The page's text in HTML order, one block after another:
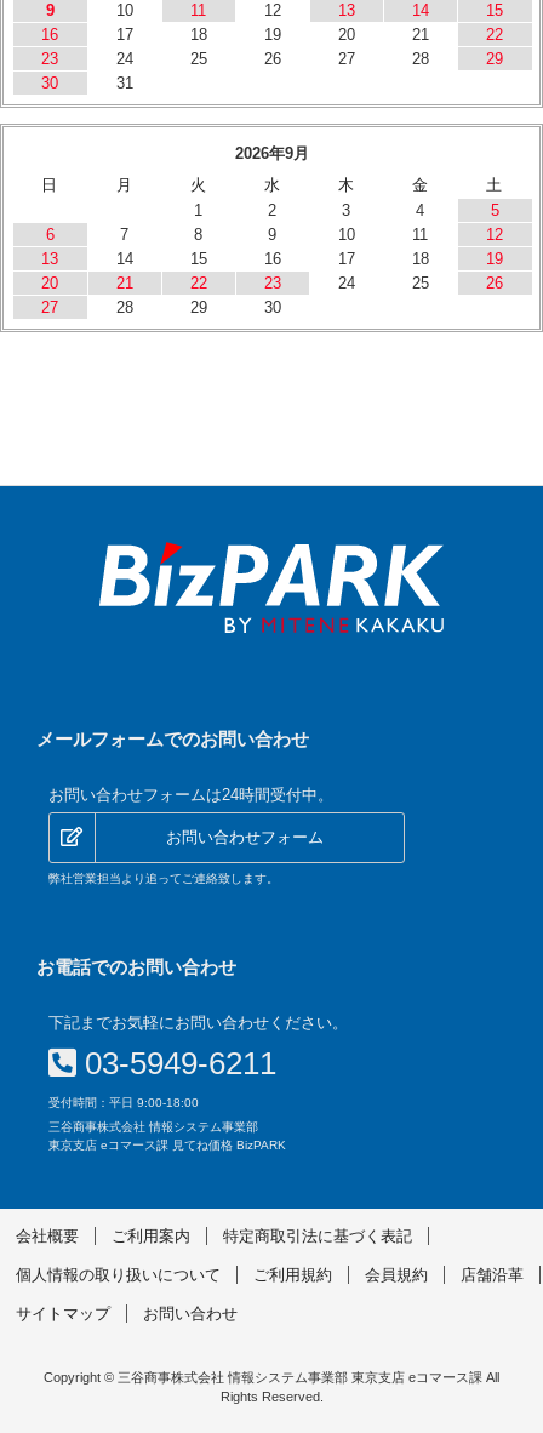
9
10 11 12 13 14
15
16
17 18 19 20 21
22
23
24 25 26 27 28
29
30
31
2026年9月
日
月 火 水 木 金
土
1
2 3 4
5
6
7 8 9 10 11
12
13
14 15 16 17 18
19
20
21 22 23 24 25
26
27
28 29 30
メールフォームでのお問い合わせ
お問い合わせフォームは24時間受付中。
お問い合わせフォーム
弊社営業担当より追ってご連絡致します。
お電話でのお問い合わせ
下記までお気軽にお問い合わせください。
03-5949-6211
受付時間：平日 9:00-18:00
三谷商事株式会社 情報システム事業部
東京支店 eコマース課 見てね価格 BizPARK
会社概要 ご利用案内 特定商取引法に基づく表記
個人情報の取り扱いについて ご利用規約 会員規約 店舗沿革
サイトマップ お問い合わせ
Copyright © 三谷商事株式会社 情報システム事業部 東京支店 eコマース課 All
Rights Reserved.